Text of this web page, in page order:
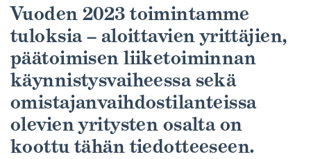
Vuoden 2023 toimintamme
tuloksia – aloittavien yrittäjien,
päätoimisen liiketoiminnan
käynnistysvaiheessa sekä
omistajanvaihdostilanteissa
olevien yritysten osalta on
koottu tähän tiedotteeseen.